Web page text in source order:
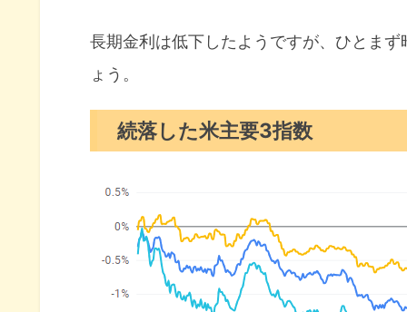
長期金利は低下したようですが、ひとま
ょう。
続落した米主要3指数